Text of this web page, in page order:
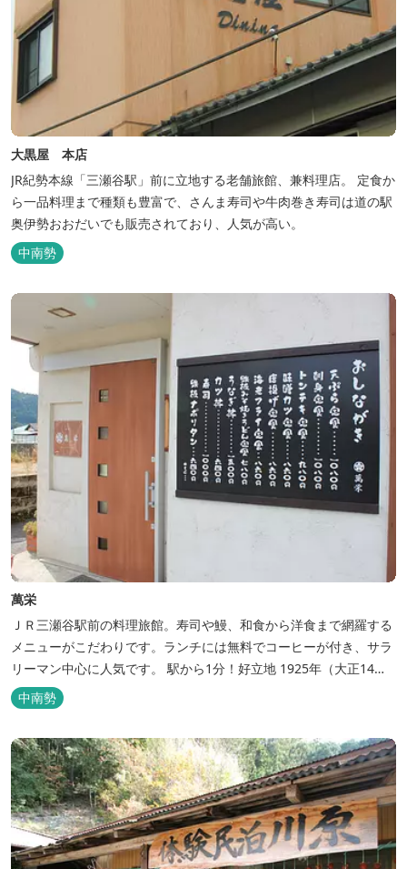
大黒屋 本店
JR紀勢本線「三瀬谷駅」前に立地する老舗旅館、兼料理店。 定食か
ら一品料理まで種類も豊富で、さんま寿司や牛肉巻き寿司は道の駅
奥伊勢おおだいでも販売されており、人気が高い。
中南勢
萬栄
ＪＲ三瀬谷駅前の料理旅館。寿司や鰻、和食から洋食まで網羅する
メニューがこだわりです。ランチには無料でコーヒーが付き、サラ
リーマン中心に人気です。 駅から1分！好立地 1925年（大正14
年）に開業した歴史ある旅館。JR三瀬谷駅から徒歩一分と好立地の
場所にあり、大変便利です。 部屋数は11室、大広間が2部屋。少人
品数...
中南勢